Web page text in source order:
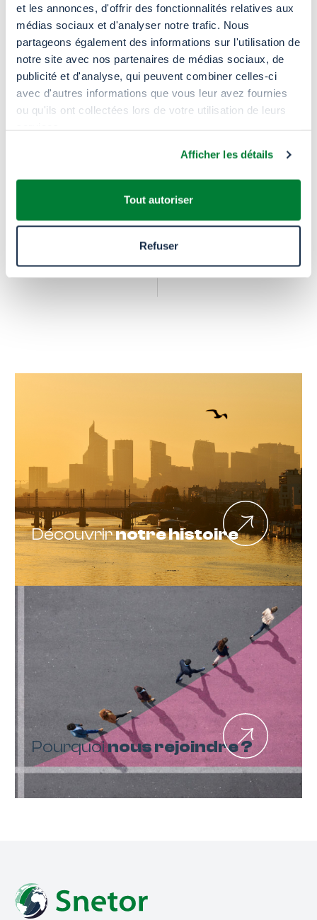
et les annonces, d'offrir des fonctionnalités relatives aux
médias sociaux et d'analyser notre trafic. Nous
partageons également des informations sur l'utilisation de
notre site avec nos partenaires de médias sociaux, de
publicité et d'analyse, qui peuvent combiner celles-ci
avec d'autres informations que vous leur avez fournies
ou qu'ils ont collectées lors de votre utilisation de leurs
Afficher les détails
Tout autoriser
Refuser
Découvrirnotre histoire
Pourquoinous rejoindre ?